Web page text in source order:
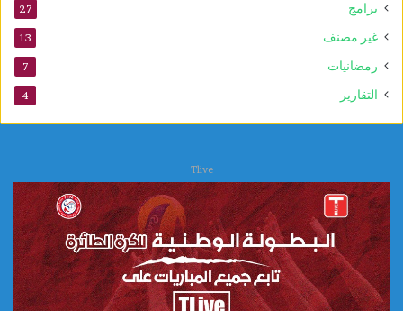
برامج 27
غير مصنف 13
رمضانيات 7
التقارير 4
Tlive